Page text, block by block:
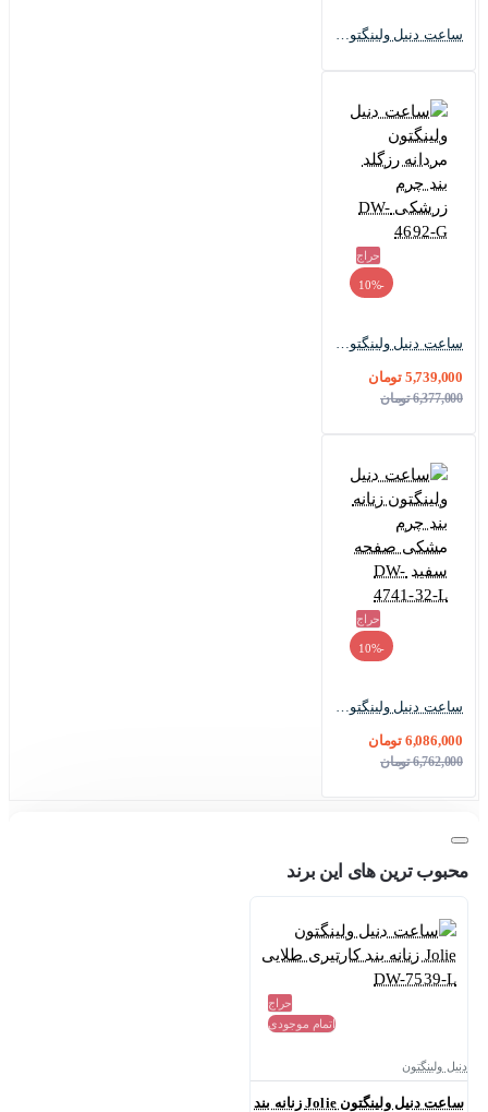
ساعت دنیل ولینگتون مردانه اتوماتیک سیلور DW-4294-40-G
حراج
-10%
ساعت دنیل ولینگتون مردانه رزگلد بند چرم زرشکی DW-4692-G
5,739,000 تومان
6,377,000 تومان
حراج
-10%
ساعت دنیل ولینگتون زنانه بند چرم مشکی صفحه سفید DW-4741-32-L
6,086,000 تومان
6,762,000 تومان
محبوب ترین های این برند
حراج
اتمام موجودی
دنیل ولینگتون
ساعت دنیل ولینگتون Jolie زنانه بند